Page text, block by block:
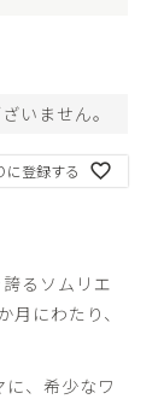
いません。
に登録する
るソムリエ
にわたり、
に、希少なワ